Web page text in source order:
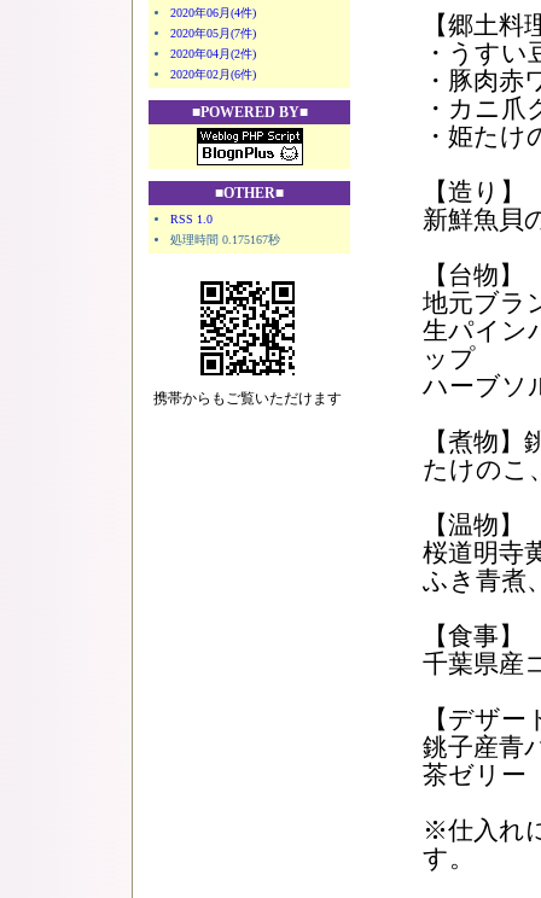
2020年06月(4件)
2020年05月(7件)
2020年04月(2件)
2020年02月(6件)
■POWERED BY■
■OTHER■
RSS 1.0
処理時間 0.175167秒
携帯からもご覧いただけます
【郷土料
・うす
・豚肉赤
・カニ
・姫た
【造り】
新鮮魚貝
【台物】
地元ブラ
生パイン
ップ
ハーブソ
【煮物
たけのこ
【温物】
桜道明寺
ふき青煮
【食事】
千葉県産
【デザー
銚子産青
茶ゼリー
※仕入れ
す。